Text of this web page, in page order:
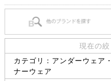
現在の
カテゴリ：アンダーウェア
ナーウェア